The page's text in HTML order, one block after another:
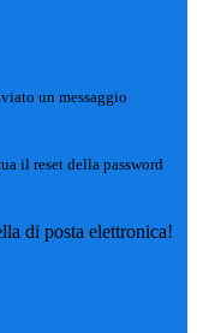
un messaggio
il reset della password
di posta elettronica!